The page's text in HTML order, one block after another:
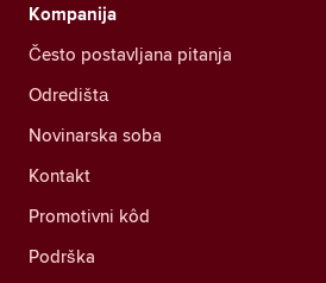
Kompanija
Često postavljana pitanja
Odredištа
Novinarska soba
Kontakt
Promotivni kôd
Podrška